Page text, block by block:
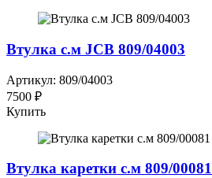
Втулка с.м JCB 809/04003
Артикул: 809/04003
7500 ₽
Купить
Втулка каретки с.м 809/00081